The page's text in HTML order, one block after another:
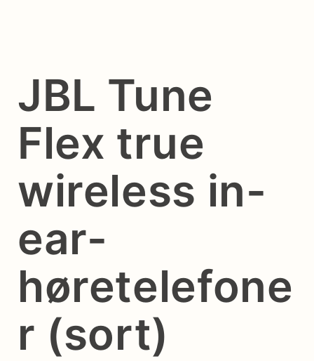
JBL Tune
Flex true
wireless in-
ear-
høretelefone
r (sort)